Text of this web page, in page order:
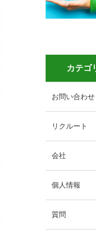
カテゴ
お問い合わせ
リクルート
会社
個人情報
質問